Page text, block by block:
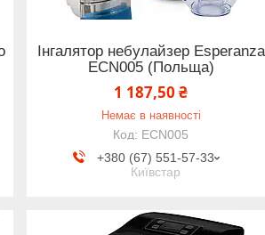
Інгалятор небулайзер Esperanza
ECN005 (Польща)
1 187,50 ₴
Немає в наявності
ECN005
+380 (67) 551-57-33
Київстар